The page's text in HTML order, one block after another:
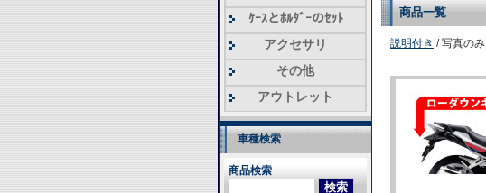
ｹｰｽとﾎﾙﾀﾞｰのｾｯﾄ
アクセサリ
その他
アウトレット
車種検索
商品検索
商品一覧
説明付き / 写真のみ